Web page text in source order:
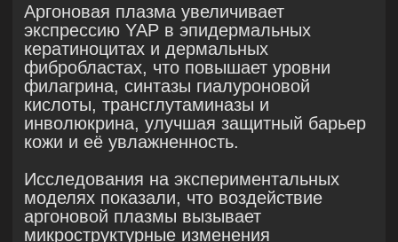
меланоцитстимулирующий гормон (α-
МСГ) в меланоцитах, что уменьшает
генерацию меланина.
Импульсы азотной плазмы
предотвращают синтез липидов
в себоцитах, стимулированный
тестостероном и линолевой кислотой.
Холодная плазма также снижает
экспрессию гена PPARγ, важного для
созревания себоцитов и синтеза
липидов. Это значительно снижает
Синтез коллагена : НТАП увеличивает
уровни коллагена типа I и III, снижая
при этом экспрессию матричной
металлопротеиназы (ММП-3).
Роль холодной плазмы в терапии акне